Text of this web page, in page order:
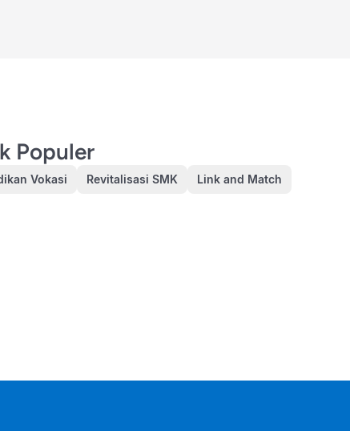
Populer
Vokasi Revitalisasi SMK Link and Match